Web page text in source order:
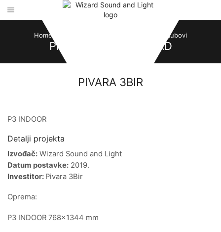
Home Diskoteke I Klubovi
PIVARA 3BIR, NOVI SAD
PIVARA 3BIR
P3 INDOOR
Detalji projekta
Izvođač: Wizard Sound and Light
Datum postavke: 2019.
Investitor: Pivara 3Bir
Oprema:
P3 INDOOR 768×1344 mm